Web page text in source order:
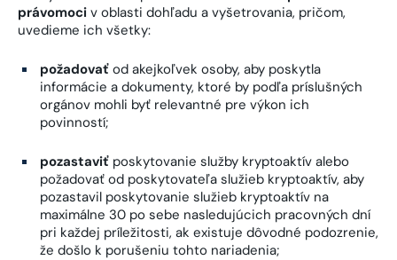
právomoci v oblasti dohľadu a vyšetrovania, pričom,
uvedieme ich všetky:
požadovať od akejkoľvek osoby, aby poskytla
informácie a dokumenty, ktoré by podľa príslušných
orgánov mohli byť relevantné pre výkon ich
povinností;
pozastaviť poskytovanie služby kryptoaktív alebo
požadovať od poskytovateľa služieb kryptoaktív, aby
pozastavil poskytovanie služieb kryptoaktív na
maximálne 30 po sebe nasledujúcich pracovných dní
pri každej príležitosti, ak existuje dôvodné podozrenie,
že došlo k porušeniu tohto nariadenia;